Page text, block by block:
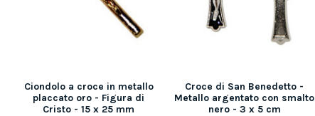
Ciondolo a croce in metallo
placcato oro - Figura di
Cristo - 15 x 25 mm
Croce di San Benedetto -
Metallo argentato con smalto
nero - 3 x 5 cm